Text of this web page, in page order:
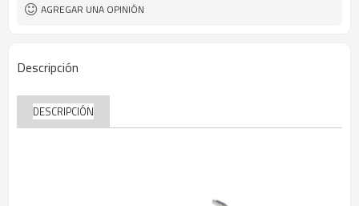
AGREGAR UNA OPINIÓN
Descripción
DESCRIPCIÓN